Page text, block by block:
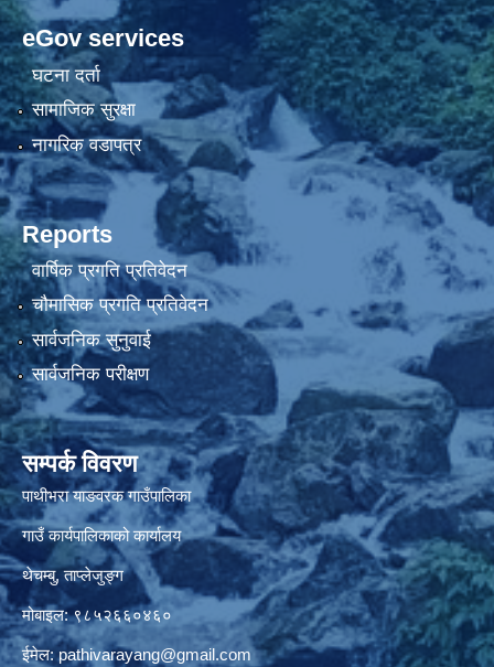
eGov services
घटना दर्ता
सामाजिक सुरक्षा
नागरिक वडापत्र
Reports
वार्षिक प्रगति प्रतिवेदन
चौमासिक प्रगति प्रतिवेदन
सार्वजनिक सुनुवाई
सार्वजनिक परीक्षण
सम्पर्क विवरण
पाथीभरा याङवरक गाउँपालिका
गाउँ कार्यपालिकाको कार्यालय
थेचम्बु, ताप्लेजुङ्ग
मोबाइल: ९८५२६६०४६०
ईमेल:pathivarayang@gmail.com